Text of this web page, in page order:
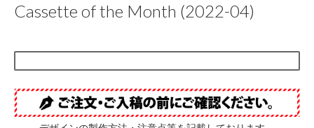
Cassette of the Month (2022-04)